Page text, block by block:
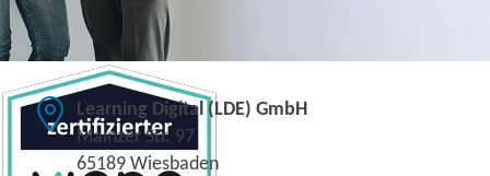
Learning Digital (LDE) GmbH
Mainzer Str. 97
65189 Wiesbaden